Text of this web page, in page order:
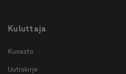
Kuluttaja
Kuvasto
Uutiskirje